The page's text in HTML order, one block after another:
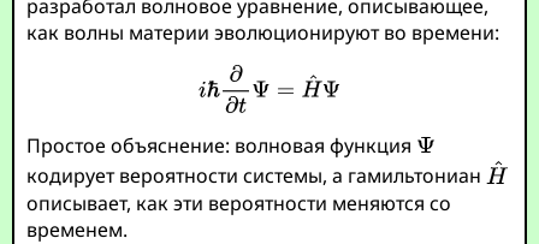
разработал волновое уравнение, описывающее,
как волны материи эволюционируют во времени:
Простое объяснение: волновая функция
кодирует вероятности системы, а гамильтониан
описывает, как эти вероятности меняются со
временем.